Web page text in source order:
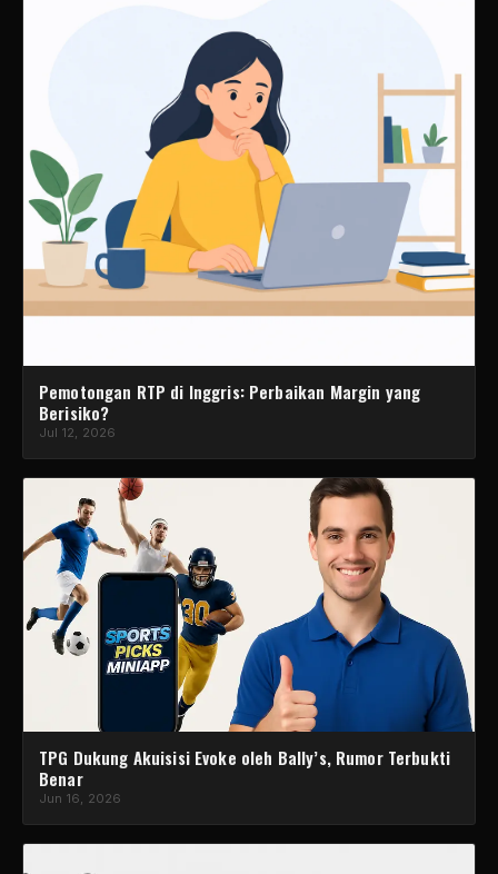
Pemotongan RTP di Inggris: Perbaikan Margin yang
Berisiko?
Jul 12, 2026
TPG Dukung Akuisisi Evoke oleh Bally’s, Rumor Terbukti
Benar
Jun 16, 2026